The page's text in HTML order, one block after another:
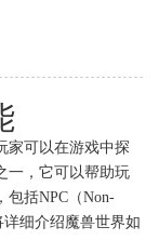
家可以在游戏中探
一，它可以帮助玩
包括NPC（Non-
详细介绍魔兽世界如